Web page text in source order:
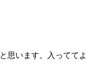
思います。入っててよ